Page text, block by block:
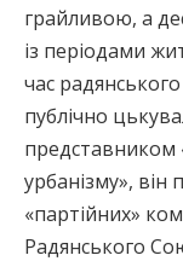
грайливою, а
із періодами
час
публічно
представником
урбанізму», він
«партійних»
Радянського